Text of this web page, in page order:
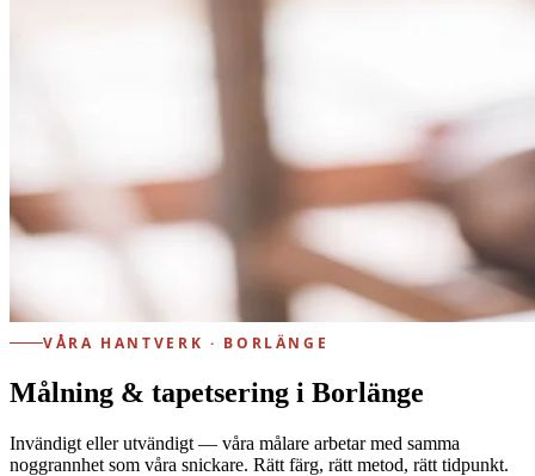
VÅRA HANTVERK · BORLÄNGE
Målning & tapetsering i Borlänge
Invändigt eller utvändigt — våra målare arbetar med samma
noggrannhet som våra snickare. Rätt färg, rätt metod, rätt tidpunkt.